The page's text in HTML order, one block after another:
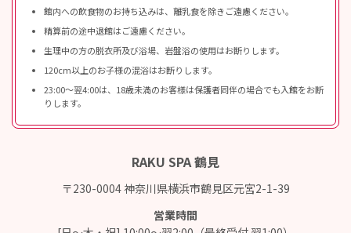
館内への飲食物のお持ち込みは、離乳食を除きご遠慮ください。
精算前の途中退館はご遠慮ください。
生理中の方の脱衣所及び浴場、岩盤浴の使用はお断りします。
120cm以上のお子様の混浴はお断りします。
23:00〜翌4:00は、18歳未満のお客様は保護者同伴の場合でも入館をお断
りします。
RAKU SPA 鶴見
〒230-0004 神奈川県横浜市鶴見区元宮2-1-39
営業時間